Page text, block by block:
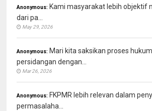
Anonymous: Kami masyarakat lebih objektif
dari pa...
May 29, 2026
Anonymous: Mari kita saksikan proses hukum
persidangan dengan...
Mar 26, 2026
Anonymous: FKPMR lebih relevan dalam
permasalaha...